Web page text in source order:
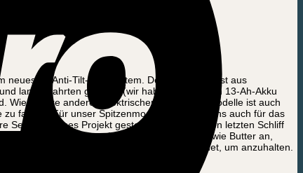
neuesten Anti-Tilt-Lenksystem. Der Holzkasten ist aus
lange Fahrten gedacht (wir haben den besten 13-Ah-Akku
Wie unsere anderen elektrischen Cargobike-Modelle ist auch
fahren. Für unser Spitzenmodell haben wir uns auch für das
Seele in dieses Projekt gesteckt haben, um den letzten Schliff
sind anderer Meinung! Das System fühlt sich wie Butter an,
direkt von den Bremsen an den Motor sendet, um anzuhalten.